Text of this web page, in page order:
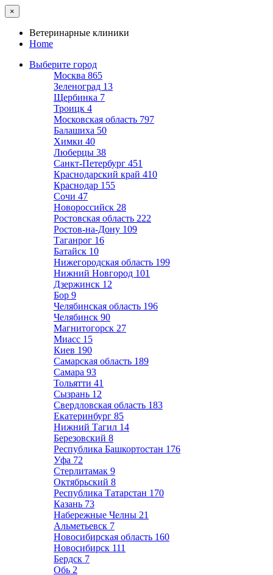
×
Ветеринарные клиники
Home
Выберите город
Москва 865
Зеленоград 13
Щербинка 7
Троицк 4
Московская область 797
Балашиха 50
Химки 40
Люберцы 38
Санкт-Петербург 451
Краснодарский край 410
Краснодар 155
Сочи 47
Новороссийск 28
Ростовская область 222
Ростов-на-Дону 109
Таганрог 16
Батайск 10
Нижегородская область 199
Нижний Новгород 101
Дзержинск 12
Бор 9
Челябинская область 196
Челябинск 90
Магнитогорск 27
Миасс 15
Киев 190
Самарская область 189
Самара 93
Тольятти 41
Сызрань 12
Свердловская область 183
Екатеринбург 85
Нижний Тагил 14
Березовский 8
Республика Башкортостан 176
Уфа 72
Стерлитамак 9
Октябрьский 8
Республика Татарстан 170
Казань 73
Набережные Челны 21
Альметьевск 7
Новосибирская область 160
Новосибирск 111
Бердск 7
Обь 2